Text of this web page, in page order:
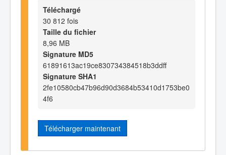
Téléchargé
30 812 fois
Taille du fichier
8,96 MB
Signature MD5
61891613ac19ce830734384518b3ddff
Signature SHA1
2fe10580cb47b96d90d3684b53410d1753be0
4f6
Télécharger maintenant